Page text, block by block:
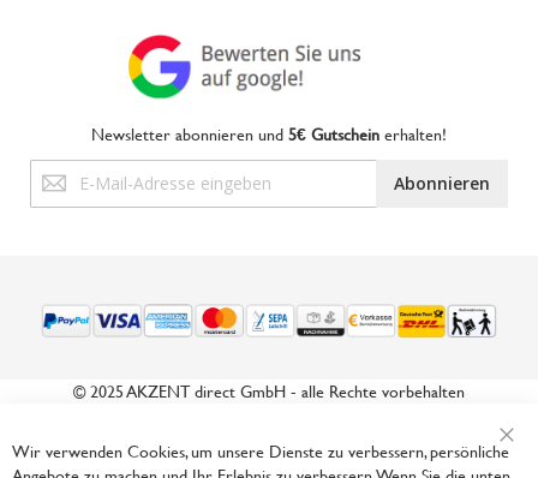
Newsletter abonnieren und5€ Gutscheinerhalten!
Anmeldung
zum
Abonnieren
© 2025 AKZENT direct GmbH - alle Rechte vorbehalten
Wir verwenden Cookies, um unsere Dienste zu verbessern, persönliche